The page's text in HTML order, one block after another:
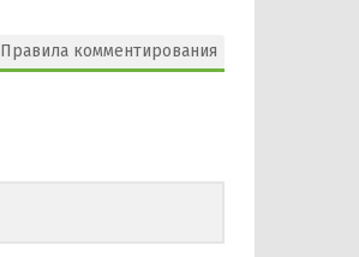
Правила комментирования